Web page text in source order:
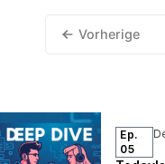
Vorherige